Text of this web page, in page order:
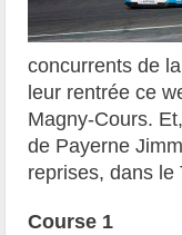
concurrents de
leur rentrée ce
Magny-Cours.
de Payerne
reprises, dans le
Course 1